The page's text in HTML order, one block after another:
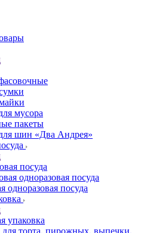
мусора
пакеты
шин «Два Андрея»
посуда
одноразовая посуда
одноразовая посуда
упаковка
торта, пирожных, выпечки,